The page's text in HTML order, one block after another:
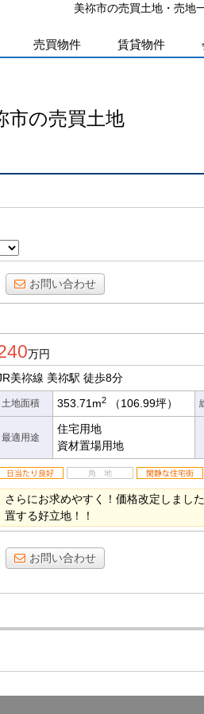
美祢市の売買土地・売
売買物件 賃貸物件
市の売買土地
お問い合わせ
万円
美祢線 美祢駅 徒歩8分
土地面積 353.71m2 （106.99坪）
最適用途
住宅用地
資材置場用地
さらにお求めやすく！価格改定しまし
置する好立地！！
お問い合わせ